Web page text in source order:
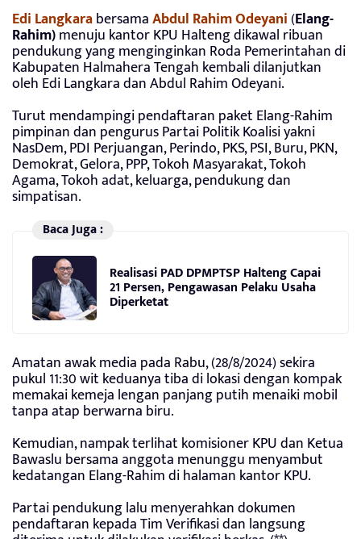
Edi LangkarabersamaAbdul Rahim Odeyani(Elang-
Rahim)menuju kantor KPU Halteng dikawal ribuan
pendukung yang menginginkan Roda Pemerintahan di
Kabupaten Halmahera Tengah kembali dilanjutkan
oleh Edi Langkara dan Abdul Rahim Odeyani.
Turut mendampingi pendaftaran paket Elang-Rahim
pimpinan dan pengurus Partai Politik Koalisi yakni
NasDem, PDI Perjuangan, Perindo, PKS, PSI, Buru, PKN,
Demokrat, Gelora, PPP, Tokoh Masyarakat, Tokoh
Agama, Tokoh adat, keluarga, pendukung dan
simpatisan.
Baca Juga :
Realisasi PAD DPMPTSP Halteng Capai
21 Persen, Pengawasan Pelaku Usaha
Diperketat
Amatan awak media pada Rabu, (28/8/2024) sekira
pukul 11:30 wit keduanya tiba di lokasi dengan kompak
memakai kemeja lengan panjang putih menaiki mobil
tanpa atap berwarna biru.
Kemudian, nampak terlihat komisioner KPU dan Ketua
Bawaslu bersama anggota menunggu menyambut
kedatangan Elang-Rahim di halaman kantor KPU.
Partai pendukung lalu menyerahkan dokumen
pendaftaran kepada Tim Verifikasi dan langsung